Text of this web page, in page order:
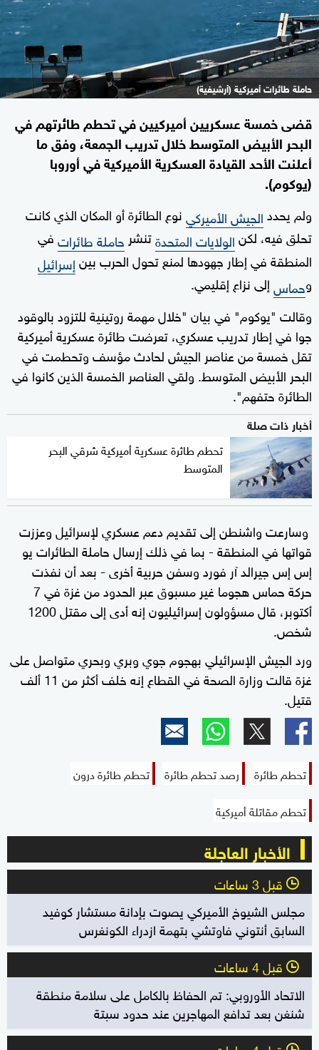
حاملة طائرات أميركية (أرشيفية)
قضى خمسة عسكريين أميركيين في تحطم طائرتهم في
البحر الأبيض المتوسط خلال تدريب الجمعة، وفق ما
أعلنت الأحد القيادة العسكرية الأميركية في أوروبا
(يوكوم).
ولم يحددالجيش الأميركينوع الطائرة أو المكان الذي كانت
تحلق فيه، لكنالولايات المتحدةتنشر حاملة طائراتفي
المنطقة في إطار جهودها لمنع تحول الحرب بينإسرائيل
وحماسإلى نزاع إقليمي.
وقالت "يوكوم" في بيان "خلال مهمة روتينية للتزود بالوقود
جوا في إطار تدريب عسكري، تعرضت طائرة عسكرية أميركية
تقل خمسة من عناصر الجيش لحادث مؤسف وتحطمت في
البحر الأبيض المتوسط. ولقي العناصر الخمسة الذين كانوا في
الطائرة حتفهم".
أخبار ذات صلة
تحطم طائرة عسكرية أميركية شرقي البحر
المتوسط
وسارعت واشنطن إلى تقديم دعم عسكري لإسرائيل وعززت
قواتها في المنطقة - بما في ذلك إرسال حاملة الطائرات يو
إس إس جيرالد آر فورد وسفن حربية أخرى - بعد أن نفذت
حركة حماس هجوما غير مسبوق عبر الحدود من غزة في 7
أكتوبر، قال مسؤولون إسرائيليون إنه أدى إلى مقتل 1200
شخص.
ورد الجيش الإسرائيلي بهجوم جوي وبري وبحري متواصل على
غزة قالت وزارة الصحة في القطاع إنه خلف أكثر من 11 ألف
قتيل.
تحطم طائرة رصد تحطم طائرة
تحطم طائرة درون
تحطم مقاتلة أميركية
الأخبار العاجلة
l قبل 3 ساعات
مجلس الشيوخ الأميركي يصوت بإدانة مستشار كوفيد
السابق أنتوني فاوتشي بتهمة ازدراء الكونغرس
l قبل 4 ساعات
الاتحاد الأوروبي: تم الحفاظ بالكامل على سلامة منطقة
شنغن بعد تدافع المهاجرين عند حدود سبتة